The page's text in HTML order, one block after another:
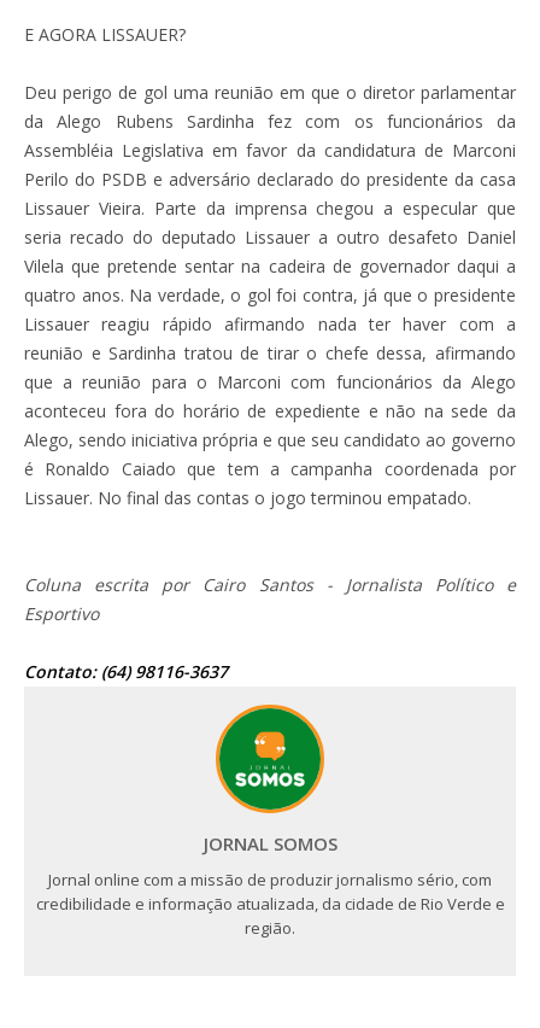
E AGORA LISSAUER?
Deu perigo de gol uma reunião em que o diretor parlamentar
da Alego Rubens Sardinha fez com os funcionários da
Assembléia Legislativa em favor da candidatura de Marconi
Perilo do PSDB e adversário declarado do presidente da casa
Lissauer Vieira. Parte da imprensa chegou a especular que
seria recado do deputado Lissauer a outro desafeto Daniel
Vilela que pretende sentar na cadeira de governador daqui a
quatro anos. Na verdade, o gol foi contra, já que o presidente
Lissauer reagiu rápido afirmando nada ter haver com a
reunião e Sardinha tratou de tirar o chefe dessa, afirmando
que a reunião para o Marconi com funcionários da Alego
aconteceu fora do horário de expediente e não na sede da
Alego, sendo iniciativa própria e que seu candidato ao governo
é Ronaldo Caiado que tem a campanha coordenada por
Lissauer. No final das contas o jogo terminou empatado.
Coluna escrita por Cairo Santos - Jornalista Político e
Esportivo
Contato: (64) 98116-3637
JORNAL SOMOS
Jornal online com a missão de produzir jornalismo sério, com
credibilidade e informação atualizada, da cidade de Rio Verde e
região.